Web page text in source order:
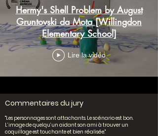
Hermy's Shell Problem by August
Gruntovski da Mota [Willingdon
Elementary School]
Lire la vidéo
Commentaires du jury
"Les personnages sont attachants. Le scénario est bon.
L’image de quelqu’un aidant son ami à trouver un
coquillage est touchante et bien réalisée."